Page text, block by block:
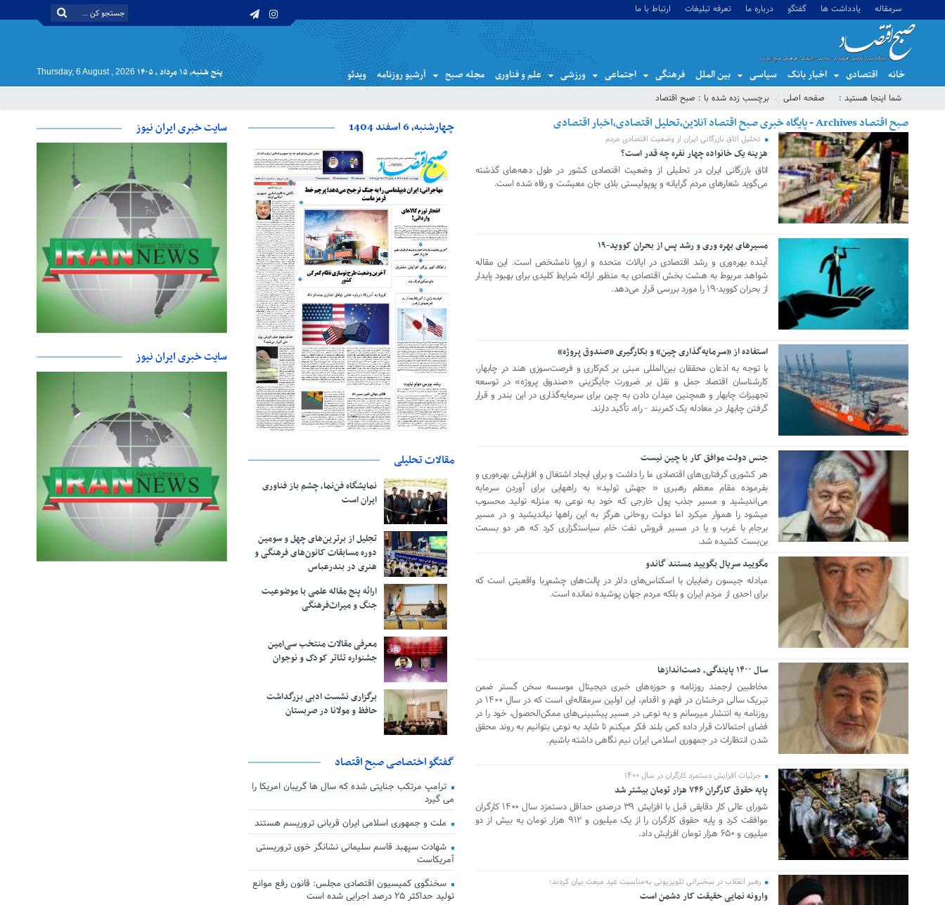
سرمقاله یادداشت ها گفتگو درباره ما تعرفه تبلیغات ارتباط با ما
خانه اقتصادی اخبار بانک سیاسی بین الملل فرهنگی اجتماعی ورزشی علم و فناوری مجله صبح آرشیو روزنامه ویدئو پنج شنبه, ۱۵ مرداد , ۱۴۰۵ Thursday, 6 August , 2026
شما اینجا هستید : صفحه اصلی برچسب زده شده با : صبح اقتصاد
صبح اقتصاد Archives - پایگاه خبری صبح اقتصاد آنلاین،تحلیل اقتصادی،اخبار اقتصادی
24 مه 2021
تحلیل اتاق بازرگانی ایران از وضعیت اقتصادی مردم
هزینه یک خانواده چهار نفره چه قدر است؟
اتاق بازرگانی ایران در تحلیلی از وضعیت اقتصادی کشور در طول دهه‌های گذشته
می‌گوید شعارهای مردم گرایانه و پوپولیستی بلای جان معیشت و رفاه شده است.
مسیرهای بهره وری و رشد پس از بحران کووید-۱۹
آینده بهره‌وری و رشد اقتصادی در ایالات متحده و اروپا نامشخص است. این مقاله
شواهد مربوط به هشت بخش اقتصادی به منظور ارائه شرایط کلیدی برای بهبود پایدار
از بحران کووید-۱۹ را مورد بررسی قرار می‌دهد.
17 آوریل 2021
استفاده از ‌«سرمایه‌گذاری چین» ‌و بکارگیری ‌«صندوق پروژه»
با توجه به اذعان محققان بین‌المللی مبنی بر کم‌کاری و فرصت‌سوزی هند در چابهار،
کارشناسان اقتصاد حمل و نقل بر ضرورت جایگزینی «صندوق پروژه» در توسعه
تجهیزات چابهار و همچنین میدان دادن به چین برای سرمایه‌گذاری در این بندر و قرار
گرفتن چابهار در معادله یک کمربند - راه، تأکید دارند.
جنس دولت موافق کار با چین نیست
هر کشوری گرفتاری‌های اقتصادی ما را داشت و برای ایجاد اشتغال و افزایش بهره‌وری و
بفرموده مقام معظم رهبری « جهش تولید» به راههایی برای آوردن سرمایه
می‌اندیشید و مسیر جذب پول خارجی که خود به نوعی به منزله تولید محسوب
میشود را هموار میکرد اما دولت روحانی هرگز به این راهها نیاندیشید و در مسیر
برجام با غرب و یا در مسیر فروش نفت خام سیاستگزاری کرد که هر دو بسمت
بن‌بست کشیده شد.
مگویید سریال بگویید مستند گاندو
مبادله جیسون رضاییان با اسکناس‌‍‌های دلار در پالت‌های چشم‌ربا واقعیتی است که
برای احدی از مردم ایران و بلکه مردم جهان پوشیده نمانده است.
سال ۱۴۰۰ پایندگی، دست‌اندازها
مخاطبین ارجمند روزنامه و حوزه‌های خبری دیجیتال موسسه سخن گستر ضمن
تبریک سالی درخشان در فهم و اقدام، این اولین سرمقاله‌ای است که در سال ۱۴۰۰ در
روزنامه به انتشار میرسانم و به نوعی در مسیر پیشبینی‌های ممکن‌الحصول، خود را در
فضای احتمالات قرار داده کمی بلند فکر میکنم تا شاید به نوعی بتوانیم به روند محقق
شدن انتظارات در جمهوری اسلامی ایران نیم نگاهی داشته باشیم.
14 مارس 2021
جزئیات افزایش دستمزد کارگران در سال ۱۴۰۰
پایه حقوق کارگران ۷۴۶ هزار تومان بیشتر شد
شورای عالی کار دقایقی قبل با افزایش ۳۹ درصدی حداقل دستمزد سال ۱۴۰۰ کارگران
موافقت کرد و پایه حقوق کارگران را از یک میلیون و ۹۱۲ هزار تومان به بیش از دو
میلیون و ۶۵۰ هزار تومان افزایش داد.
رهبر انقلاب در سخنرانی تلویزیونی به‌مناسبت عید مبعث بیان کردند؛
وارونه نمایی حقیقت کار دشمن است
چهارشنبه، 6 اسفند 1404
مقالات تحلیلی
نمایشگاه فن‌نما، چشم باز فناوری
ایران است
تجلیل از بر‌ترین‌های چهل و سومین
دوره مسابقات کانون‌های فرهنگی و
هنری در بندرعباس
ارائه پنج مقاله علمی با موضوعیت
جنگ و میراث‌فرهنگی
معرفی مقالات منتخب سی‌امین
جشنواره تئاتر کودک و نوجوان
برگزاری نشست ادبی بزرگداشت
حافظ و مولانا در صربستان
گفتگو اختصاصی صبح اقتصاد
ترامپ مرتکب جنایتی شده که سال ها گریبان امریکا را
می گیرد
ملت و جمهوری اسلامی ایران قربانی تروریسم هستند
شهادت سپهبد قاسم سلیمانی نشانگر خوی تروریستی
آمریکاست
سخنگوی کمیسیون اقتصادی مجلس: قانون رفع موانع
تولید حداکثر ۲۵ درصد اجرایی شده است
سایت خبری ایران نیوز
سایت خبری ایران نیوز